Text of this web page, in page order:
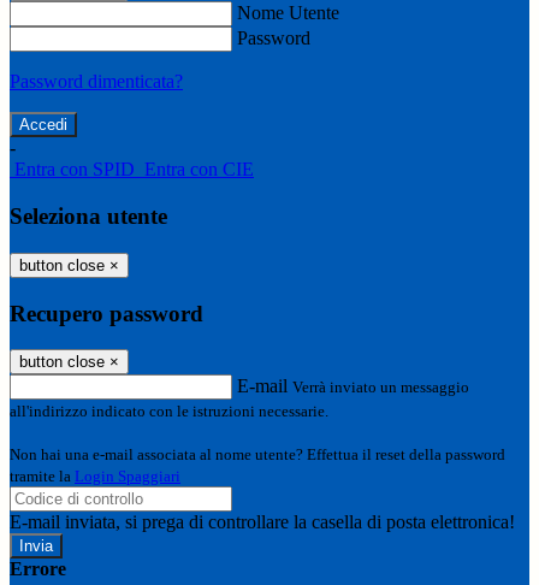
Nome Utente
Password
Password dimenticata?
-
Entra con SPID Entra con CIE
Seleziona utente
button close ×
Recupero password
button close ×
E-mail Verrà inviato un messaggio
all'indirizzo indicato con le istruzioni necessarie.
Non hai una e-mail associata al nome utente? Effettua il reset della password
tramite la Login Spaggiari
E-mail inviata, si prega di controllare la casella di posta elettronica!
Errore